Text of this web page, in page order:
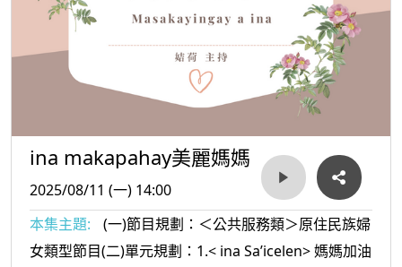
ina makapahay美麗媽媽
2025/08/11 (一) 14:00
本集主題:
(一)節目規劃：＜公共服務類＞原住民族婦
女類型節目(二)單元規劃：1.< ina Sa’icelen> 媽媽加油